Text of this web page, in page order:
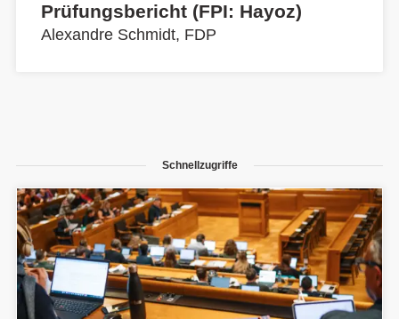
Prüfungsbericht (FPI: Hayoz)
Alexandre Schmidt, FDP
Schnellzugriffe